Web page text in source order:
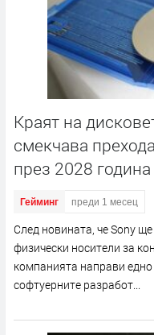
Краят на
смекчава
през 2028 година
Гейминг преди 1 месец
След новината, че Sony
физически носители за
компанията направи
софтуерните разработ...